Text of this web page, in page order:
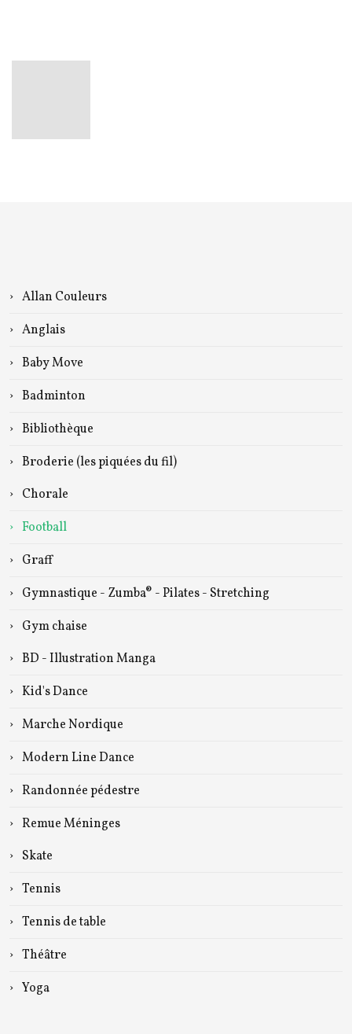
Allan Couleurs
Anglais
Baby Move
Badminton
Bibliothèque
Broderie (les piquées du fil)
Chorale
Football
Graff
Gymnastique - Zumba® - Pilates - Stretching
Gym chaise
BD - Illustration Manga
Kid's Dance
Marche Nordique
Modern Line Dance
Randonnée pédestre
Remue Méninges
Skate
Tennis
Tennis de table
Théâtre
Yoga